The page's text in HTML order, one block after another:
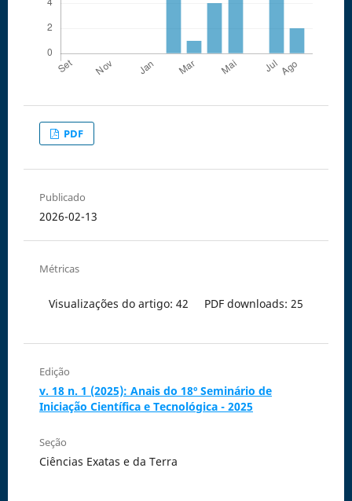
PDF
Publicado
2026-02-13
Métricas
Visualizações do artigo: 42 PDF downloads: 25
Edição
v. 18 n. 1 (2025): Anais do 18º Seminário de
Iniciação Científica e Tecnológica - 2025
Seção
Ciências Exatas e da Terra